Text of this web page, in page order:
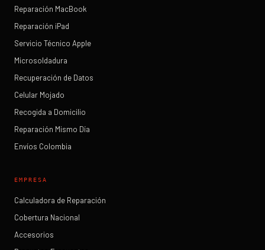
Reparación MacBook
Reparación iPad
Servicio Técnico Apple
Microsoldadura
Recuperación de Datos
Celular Mojado
Recogida a Domicilio
Reparación Mismo Día
Envíos Colombia
EMPRESA
Calculadora de Reparación
Cobertura Nacional
Accesorios